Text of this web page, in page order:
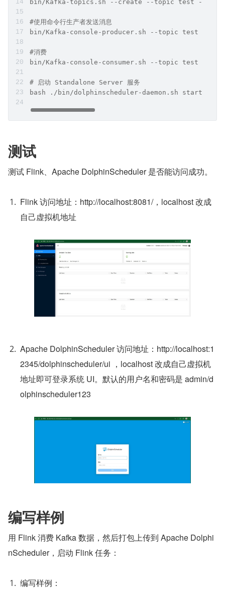
bin/Kafka-topics.sh --create --topic test --
#使用命令行生产者发送消息
bin/Kafka-console-producer.sh --topic test --
#消费
bin/Kafka-console-consumer.sh --topic test --
# 启动 Standalone Server 服务
bash ./bin/dolphinscheduler-daemon.sh start
测试
测试 Flink、Apache DolphinScheduler 是否能访问成功。
Flink 访问地址：http://localhost:8081/，localhost 改成
自己虚拟机地址
Apache DolphinScheduler 访问地址：http://localhost:1
2345/dolphinscheduler/ui ，localhost 改成自己虚拟机
地址即可登录系统 UI。默认的用户名和密码是 admin/d
olphinscheduler123
编写样例
用 Flink 消费 Kafka 数据，然后打包上传到 Apache Dolphi
nScheduler，启动 Flink 任务：
编写样例：